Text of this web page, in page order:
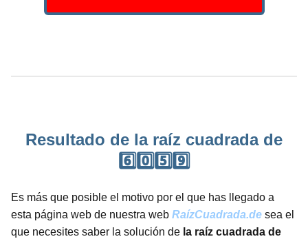
Resultado de la raíz cuadrada de
6️⃣0️⃣5️⃣9️⃣
Es más que posible el motivo por el que has llegado a
esta página web de nuestra web RaízCuadrada.de sea el
que necesites saber la solución de la raíz cuadrada de